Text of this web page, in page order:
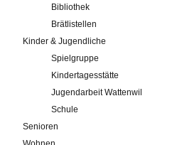
Bibliothek
Brätlistellen
Kinder & Jugendliche
Spielgruppe
Kindertagesstätte
Jugendarbeit Wattenwil
Schule
Senioren